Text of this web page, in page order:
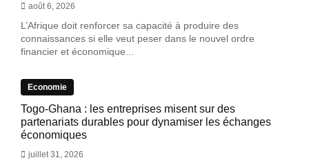
août 6, 2026
L’Afrique doit renforcer sa capacité à produire des
connaissances si elle veut peser dans le nouvel ordre
financier et économique...
Economie
Togo-Ghana : les entreprises misent sur des
partenariats durables pour dynamiser les échanges
économiques
juillet 31, 2026